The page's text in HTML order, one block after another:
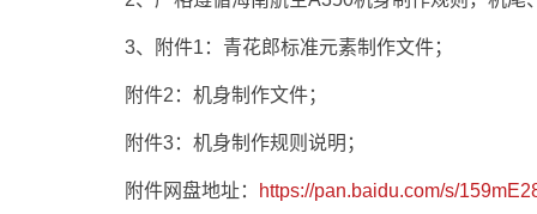
3、附件1：青花郎标准元素制作文件；
附件2：机身制作文件；
附件3：机身制作规则说明；
附件网盘地址： https://pan.baidu.com/s/